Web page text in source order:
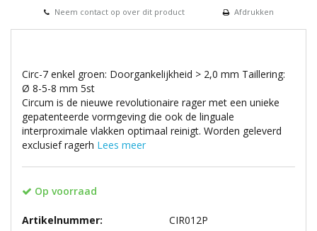
Neem contact op over dit product Afdrukken
Circ-7 enkel groen: Doorgankelijkheid > 2,0 mm Taillering:
Ø 8-5-8 mm 5st
Circum is de nieuwe revolutionaire rager met een unieke
gepatenteerde vormgeving die ook de linguale
interproximale vlakken optimaal reinigt. Worden geleverd
exclusief ragerh Lees meer
Op voorraad
Artikelnummer: CIR012P